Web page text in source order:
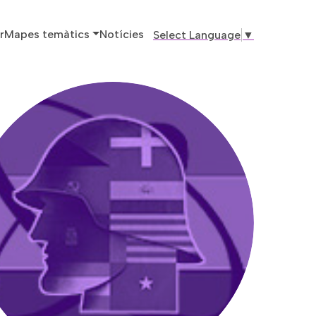
principal
Mapes temàtics Notícies Select Language ▼